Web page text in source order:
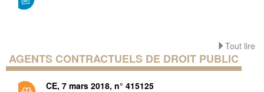
Tout lire
AGENTS CONTRACTUELS DE DROIT PUBLIC
CE, 7 mars 2018, n° 415125